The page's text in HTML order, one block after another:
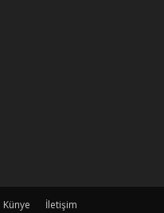
Künye
İletişim